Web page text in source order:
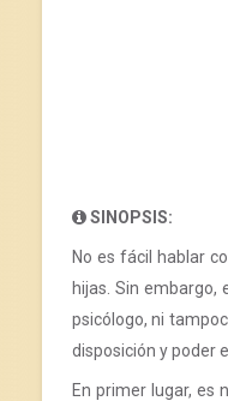
SINOPSIS:
No es fácil hablar
hijas. Sin
psicólogo, ni
disposición y poder
En primer lugar, es